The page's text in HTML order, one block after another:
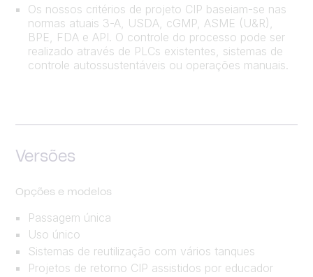
Os nossos critérios de projeto CIP baseiam-se nas
normas atuais 3-A, USDA, cGMP, ASME (U&R),
BPE, FDA e API. O controle do processo pode ser
realizado através de PLCs existentes, sistemas de
controle autossustentáveis ou operações manuais.
Versões
Opções e modelos
Passagem única
Uso único
Sistemas de reutilização com vários tanques
Projetos de retorno CIP assistidos por educador